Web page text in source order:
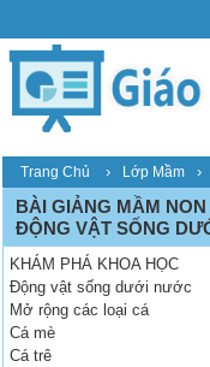
Trang Chủ › Lớp Mầm ›
BÀI GIẢNG MẦM
ĐỘNG VẬT SỐNG
KHÁM PHÁ KHOA HỌC
Động vật sống dưới nước
Mở rộng các loại cá
Cá mè
Cá trê